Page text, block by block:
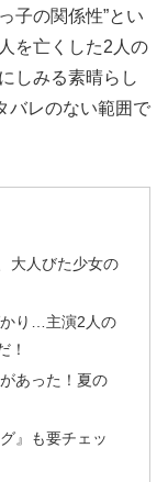
子の関係性”とい
を亡くした2人の
しみる素晴らし
バレのない範囲で
大人びた少女の
かり…主演2人の
！
あった！夏の
』も要チェッ